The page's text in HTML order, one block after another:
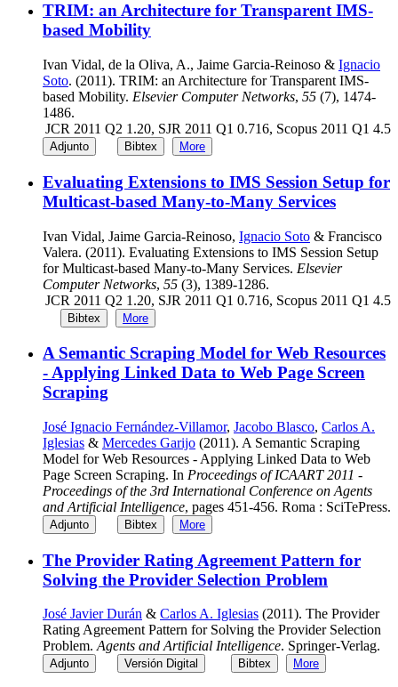
TRIM: an Architecture for Transparent IMS-
based Mobility
Ivan Vidal, de la Oliva, A., Jaime Garcia-Reinoso & Ignacio
Soto. (2011). TRIM: an Architecture for Transparent IMS-
based Mobility. Elsevier Computer Networks, 55 (7), 1474-
1486.
JCR 2011 Q2 1.20, SJR 2011 Q1 0.716, Scopus 2011 Q1 4.5
Adjunto Bibtex More
Evaluating Extensions to IMS Session Setup for
Multicast-based Many-to-Many Services
Ivan Vidal, Jaime Garcia-Reinoso, Ignacio Soto & Francisco
Valera. (2011). Evaluating Extensions to IMS Session Setup
for Multicast-based Many-to-Many Services. Elsevier
Computer Networks, 55 (3), 1389-1286.
JCR 2011 Q2 1.20, SJR 2011 Q1 0.716, Scopus 2011 Q1 4.5
Bibtex More
A Semantic Scraping Model for Web Resources
- Applying Linked Data to Web Page Screen
Scraping
José Ignacio Fernández-Villamor, Jacobo Blasco, Carlos A.
Iglesias & Mercedes Garijo (2011). A Semantic Scraping
Model for Web Resources - Applying Linked Data to Web
Page Screen Scraping. In Proceedings of ICAART 2011 -
Proceedings of the 3rd International Conference on Agents
and Artificial Intelligence, pages 451-456. Roma : SciTePress.
Adjunto Bibtex More
The Provider Rating Agreement Pattern for
Solving the Provider Selection Problem
José Javier Durán & Carlos A. Iglesias (2011). The Provider
Rating Agreement Pattern for Solving the Provider Selection
Problem.Agents and Artificial Intelligence. Springer-Verlag.
Adjunto Versión Digital Bibtex More